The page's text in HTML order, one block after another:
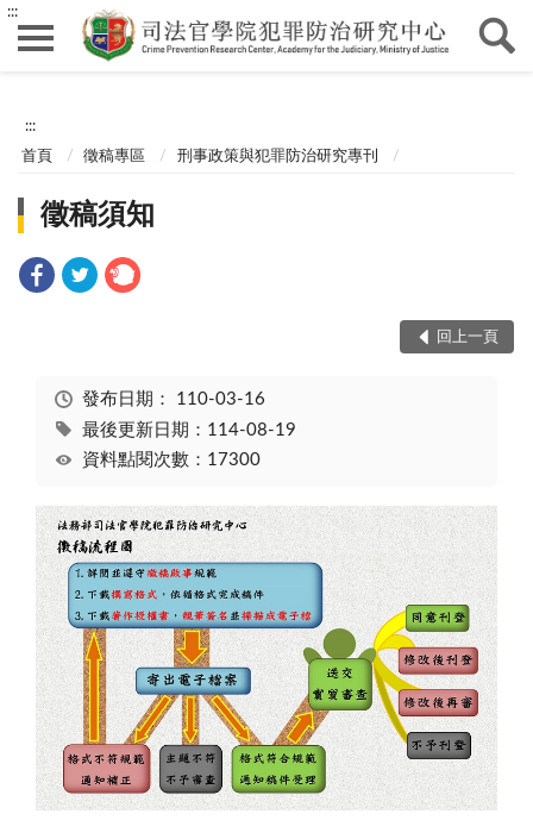
:::
:::
首頁 徵稿專區 刑事政策與犯罪防治研究專刊
徵稿須知
回上一頁
發布日期： 110-03-16
最後更新日期：114-08-19
資料點閱次數：17300